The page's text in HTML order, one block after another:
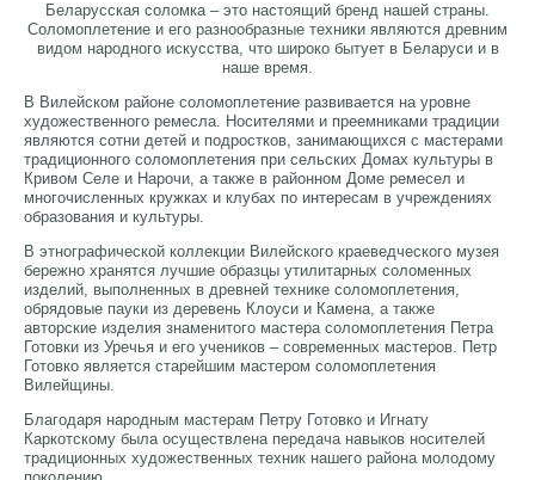
Беларусская соломка – это настоящий бренд нашей страны.
Соломоплетение и его разнообразные техники являются древним
видом народного искусства, что широко бытует в Беларуси и в
наше время.
В Вилейском районе соломоплетение развивается на уровне
художественного ремесла. Носителями и преемниками традиции
являются сотни детей и подростков, занимающихся с мастерами
традиционного соломоплетения при сельских Домах культуры в
Кривом Селе и Нарочи, а также в районном Доме ремесел и
многочисленных кружках и клубах по интересам в учреждениях
образования и культуры.
В этнографической коллекции Вилейского краеведческого музея
бережно хранятся лучшие образцы утилитарных соломенных
изделий, выполненных в древней технике соломоплетения,
обрядовые пауки из деревень Клоуси и Камена, а также
авторские изделия знаменитого мастера соломоплетения Петра
Готовки из Уречья и его учеников – современных мастеров. Петр
Готовко является старейшим мастером соломоплетения
Вилейщины.
Благодаря народным мастерам Петру Готовко и Игнату
Каркотскому была осуществлена передача навыков носителей
традиционных художественных техник нашего района молодому